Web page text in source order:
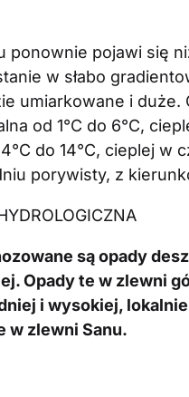
ponownie pojawi się
w słabo
umiarkowane i duże.
od 1°C do 6°C,
do 14°C, cieplej w
porywisty, z
są opady
Opady te w zlewni
i wysokiej,
w zlewni Sanu.